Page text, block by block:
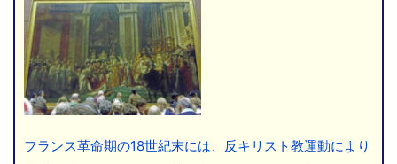
フランス革命期の18世紀末には、反キリスト教運動により